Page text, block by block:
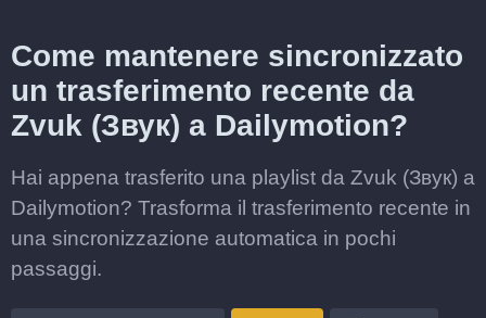
Come mantenere sincronizzato
un trasferimento recente da
Zvuk (Звук) a Dailymotion?
Hai appena trasferito una playlist da Zvuk (Звук) a
Dailymotion? Trasforma il trasferimento recente in
una sincronizzazione automatica in pochi
passaggi.